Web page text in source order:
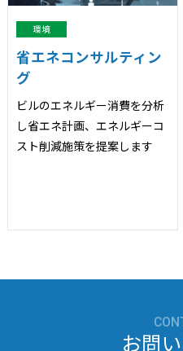
環境
省エネコンサルティン
グ
ビルのエネルギー消費を分析
し省エネ計画、エネルギーコ
スト削減施策を提案します
お問